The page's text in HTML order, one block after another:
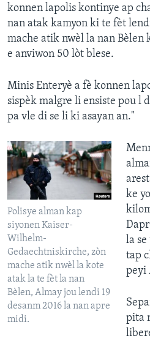
konnen lapolis kontinye ap
nan atak kamyon ki te fèt
mache atik nwèl la nan Bèlen
e anviwon 50 lòt blese.
Minis Enteryè a fè konnen
sispèk malgre li ensiste pou l
pa vle di se li ki asayan an."
Polisye alman kap
siyonen Kaiser-
Wilhelm-
Gedaechtniskirche, zòn
mache atik nwèl la kote
atak la te fèt la nan
Bèlen, Almay jou lendi 19
desanm 2016 la nan apre
midi.
ke
la
tap
peyi
pita